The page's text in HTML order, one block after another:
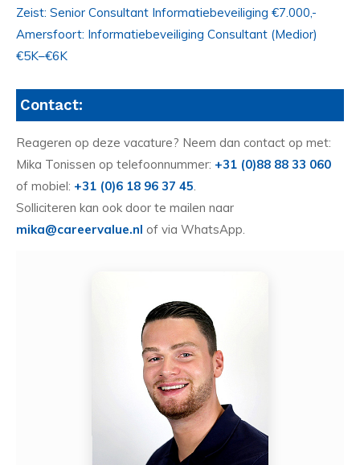
Zeist: Senior Consultant Informatiebeveiliging €7.000,-
Amersfoort: Informatiebeveiliging Consultant (Medior)
€5K–€6K
Contact:
Reageren op deze vacature? Neem dan contact op met:
Mika Tonissen op telefoonnummer: +31 (0)88 88 33 060
of mobiel: +31 (0)6 18 96 37 45.
Solliciteren kan ook door te mailen naar
mika@careervalue.nl of via WhatsApp.